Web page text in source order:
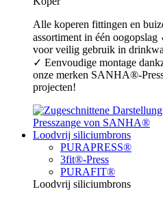
Alle koperen fittingen en
assortiment in één
voor veilig gebruik in
✓ Eenvoudige montage
onze merken SANHA®-
projecten!
Loodvrij siliciumbrons
PURAPRESS®
3fit®-Press
PURAFIT®
Loodvrij siliciumbrons